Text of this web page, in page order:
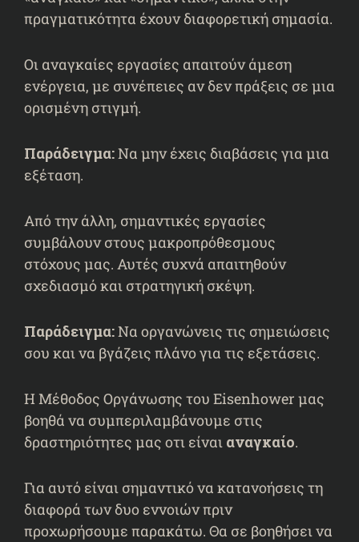
πραγματικότητα έχουν διαφορετική σημασία.
Οι αναγκαίες εργασίες απαιτούν άμεση
ενέργεια, με συνέπειες αν δεν πράξεις σε μια
ορισμένη στιγμή.
Παράδειγμα:Να μην έχεις διαβάσεις για μια
εξέταση.
Από την άλλη, σημαντικές εργασίες
συμβάλουν στους μακροπρόθεσμους
στόχους μας. Αυτές συχνά απαιτηθούν
σχεδιασμό και στρατηγική σκέψη.
Παράδειγμα:Να οργανώνεις τις σημειώσεις
σου και να βγάζεις πλάνο για τις εξετάσεις.
Η Μέθοδος Οργάνωσης του Eisenhower μας
βοηθά να συμπεριλαμβάνουμε στις
δραστηριότητες μας οτι είναι αναγκαίο.
Για αυτό είναι σημαντικό να κατανοήσεις τη
διαφορά των δυο εννοιών πριν
προχωρήσουμε παρακάτω. Θα σε βοηθήσει να